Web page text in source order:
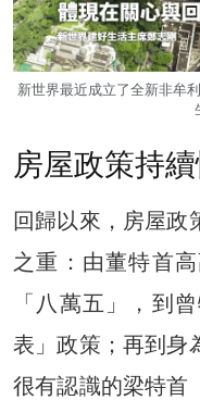
新世界最近成立了全新非牟
房屋政策持
回歸以來，房屋政
之重：由董特首
「八萬五」，到
表」政策；再到身
很有認識的梁特首